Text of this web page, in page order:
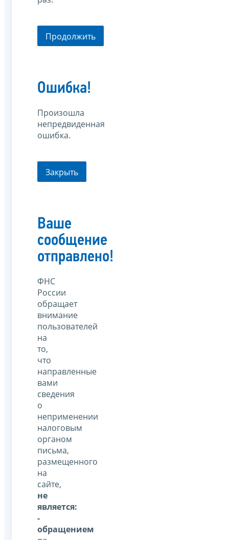
Продолжить
Ошибка!
Произошла
непредвиденная
ошибка.
Закрыть
Ваше
сообщение
отправлено!
ФНС
России
обращает
внимание
пользователей
на
то,
что
направленные
вами
сведения
о
неприменении
налоговым
органом
письма,
размещенного
на
сайте,
не
является:
-
обращением